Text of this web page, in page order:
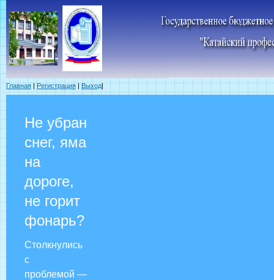
Главная | Регистрация | Выход|
Не убран
снег, яма
на
дороге,
не горит
фонарь?
Столкнулись
с
проблемой —